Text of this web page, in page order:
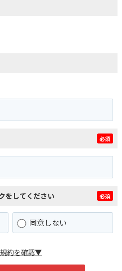
必須
をしてください 必須
同意しない
約を確認▼